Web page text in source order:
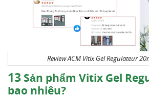
Review ACM Vitix Gel Regulateur
13 Sản phẩm Vitix Gel
bao nhiêu?